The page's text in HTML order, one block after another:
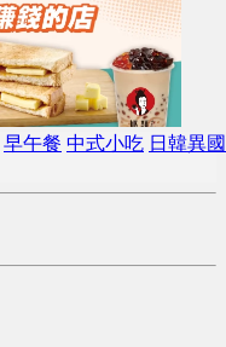
早午餐 中式小吃 日韓異國